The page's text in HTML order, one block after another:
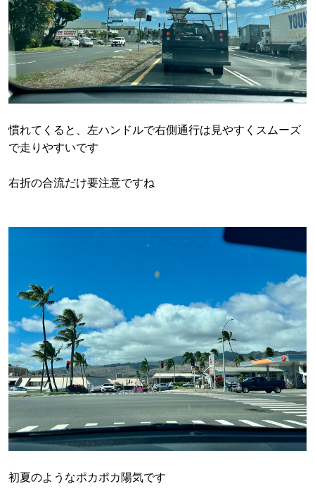
慣れてくると、左ハンドルで右側通行は見やすくスムーズ
で走りやすいです
右折の合流だけ要注意ですね
初夏のようなポカポカ陽気です